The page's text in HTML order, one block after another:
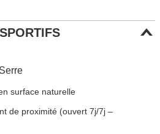
surface naturelle
de proximité (ouvert 7j/7j –